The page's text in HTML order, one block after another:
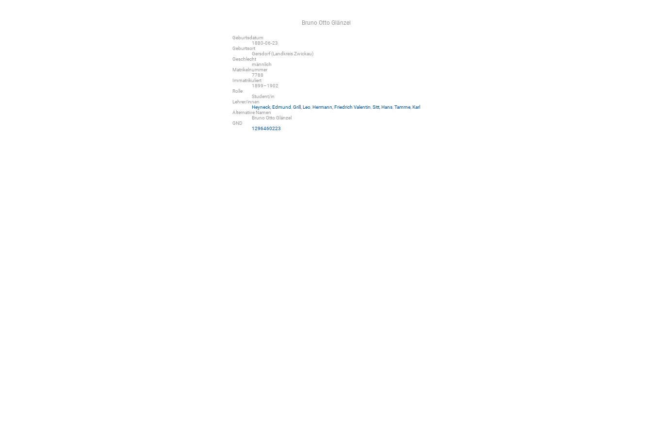
Bruno Otto Glänzel
Geburtsdatum
1880-06-23
Geburtsort
Gersdorf (Landkreis Zwickau)
Geschlecht
männlich
Matrikelnummer
7788
Immatrikuliert
1899–1902
Rolle
Student/in
Lehrer/innen
Heyneck, Edmund Grill, Leo, Hermann, Friedrich Valentin Sitt, Hans, Tamme, Karl
Alternative Namen
Bruno Otto Glänzel
GND
1296460223